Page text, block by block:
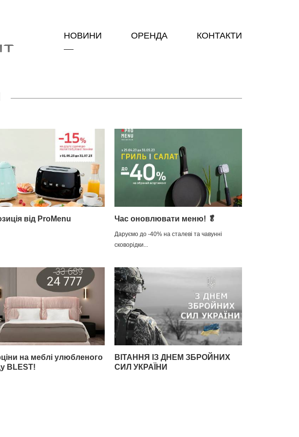
НОВИНИ ОРЕНДА КОНТАКТИ
від ProMenu Час оновлювати меню! 🥬
Даруємо до -40% на сталеві та чавунні
сковорідки...
на меблі улюбленого
BLEST!
ВІТАННЯ ІЗ ДНЕМ ЗБРОЙНИХ
СИЛ УКРАЇНИ